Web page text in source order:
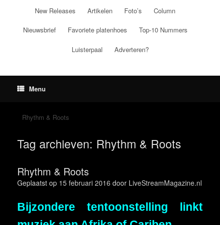
New Releases Artikelen Foto’s Column
Nieuwsbrief Favoriete platenhoes Top-10 Nummers
Luisterpaal Adverteren?
Menu
Rhythm & Roots
Tag archieven: Rhythm & Roots
Rhythm & Roots
Geplaatst op 15 februari 2016 door LiveStreamMagazine.nl
Bijzondere tentoonstelling linkt